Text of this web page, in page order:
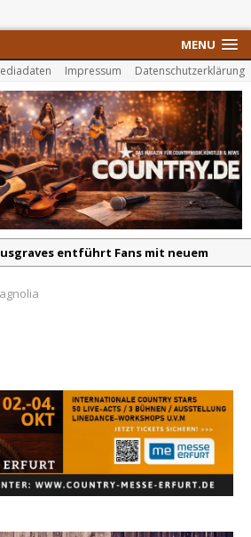
MENU
Impressum Datenschutzerklärung
entführt Fans mit neuem
mit brandneuem Musikvideo zu
Pistol“
– „Sound Signal Serenades“ erscheint
Hot News – 2. August 2026: Dolly
Anderson und Shaboozey im Fokus
& The Hollywood Hillbillies
neues Album mit „Better Days